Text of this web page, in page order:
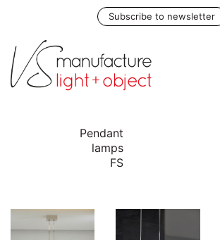
Subscribe to newsletter
Pendant
lamps
FS